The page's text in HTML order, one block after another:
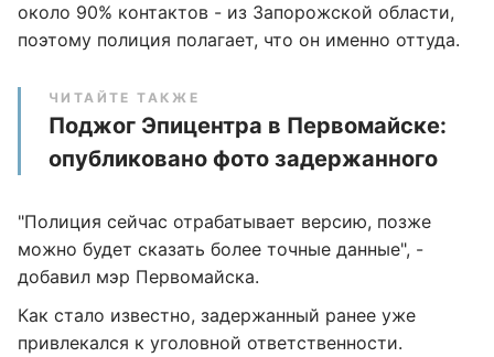
около 90% контактов - из Запорожской области,
поэтому полиция полагает, что он именно оттуда.
ЧИТАЙТЕ ТАКЖЕ
Поджог Эпицентра в Первомайске:
опубликовано фото задержанного
"Полиция сейчас отрабатывает версию, позже
можно будет сказать более точные данные", -
добавил мэр Первомайска.
Как стало известно, задержанный ранее уже
привлекался к уголовной ответственности.